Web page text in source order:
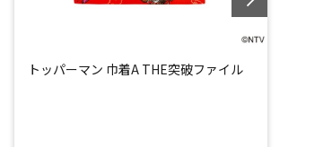
トッパーマン 巾着A THE突破ファイル